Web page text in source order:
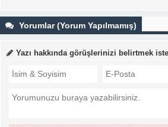
Yorumlar (Yorum Yapılmamış)
Yazı hakkında görüşlerinizi belirtmek